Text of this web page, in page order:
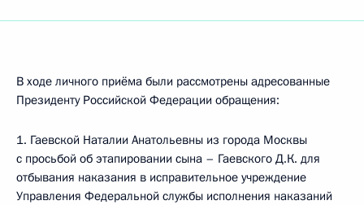
В ходе личного приёма были рассмотрены адресованные
Президенту Российской Федерации обращения:
1. Гаевской Наталии Анатольевны из города Москвы
с просьбой об этапировании сына – Гаевского Д.К. для
отбывания наказания в исправительное учреждение
Управления Федеральной службы исполнения наказаний